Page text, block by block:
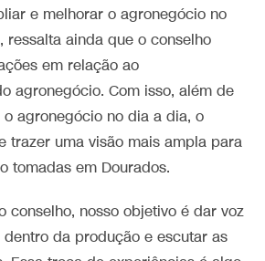
e melhorar o agronegócio no
ressalta ainda que o conselho
em relação ao
agronegócio. Com isso, além de
agronegócio no dia a dia, o
trazer uma visão mais ampla para
tomadas em Dourados.
conselho, nosso objetivo é dar voz
da produção e escutar as